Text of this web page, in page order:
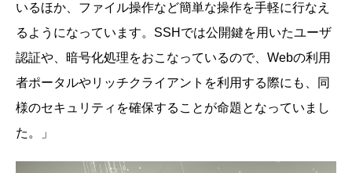
いるほか、ファイル操作など簡単な操作を手軽に行なえ
るようになっています。SSHでは公開鍵を用いたユーザ
認証や、暗号化処理をおこなっているので、Webの利用
者ポータルやリッチクライアントを利用する際にも、同
様のセキュリティを確保することが命題となっていまし
た。」